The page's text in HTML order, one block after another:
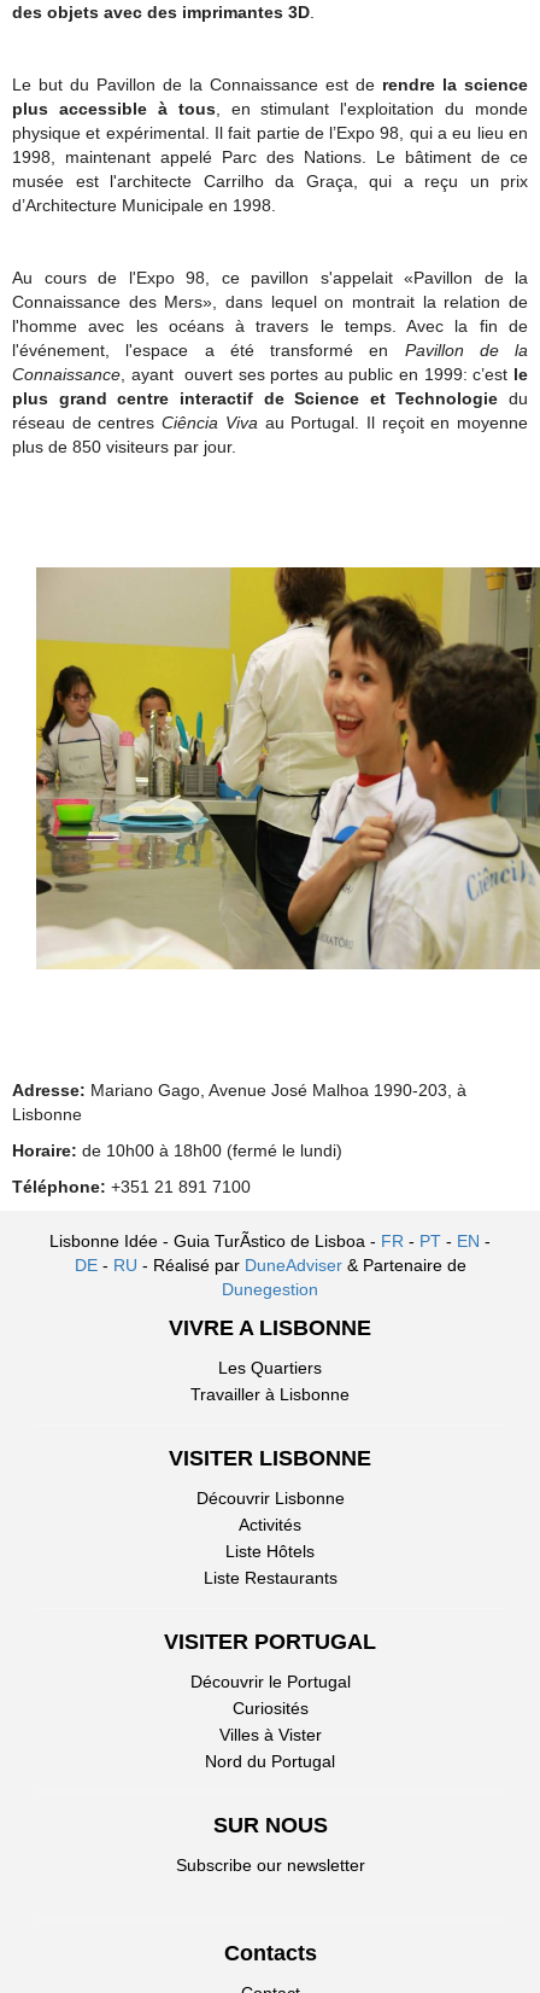
des objets avec des imprimantes 3D
Le but du Pavillon de la Connaissance est de rendre la science
plus accessible à tous, en stimulant l'exploitation du monde
physique et expérimental. Il fait partie de l’Expo 98, qui a eu lieu en
1998, maintenant appelé Parc des Nations. Le bâtiment de ce
musée est l'architecte Carrilho da Graça, qui a reçu un prix
d’Architecture Municipale en 1998.
Au cours de l'Expo 98, ce pavillon s'appelait «Pavillon de la
Connaissance des Mers», dans lequel on montrait la relation de
l'homme avec les océans à travers le temps. Avec la fin de
l'événement, l'espace a été transformé en Pavillon de la
Connaissance , ayant ouvert ses portes au public en 1999: c’est le
plus grand centre interactif de Science et Technologie du
réseau de centresCiência Viva au Portugal. Il reçoit en moyenne
plus de 850 visiteurs par jour.
Adresse: Mariano Gago, Avenue José Malhoa 1990-203, à
Lisbonne
Horaire: de 10h00 à 18h00 (fermé le lundi)
Téléphone: +351 21 891 7100
Lisbonne Idée - Guia TurÃ­stico de Lisboa - FR - PT - EN -
DE- RU - Réalisé par DuneAdviser & Partenaire de
Dunegestion
VIVRE A LISBONNE
Les Quartiers
Travailler à Lisbonne
VISITER LISBONNE
Découvrir Lisbonne
Activités
Liste Hôtels
Liste Restaurants
VISITER PORTUGAL
Découvrir le Portugal
Curiosités
Villes à Vister
Nord du Portugal
SUR NOUS
Subscribe our newsletter
Contacts